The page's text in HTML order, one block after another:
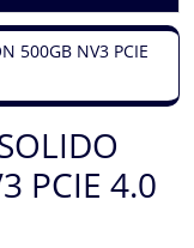
PCIE 4.0